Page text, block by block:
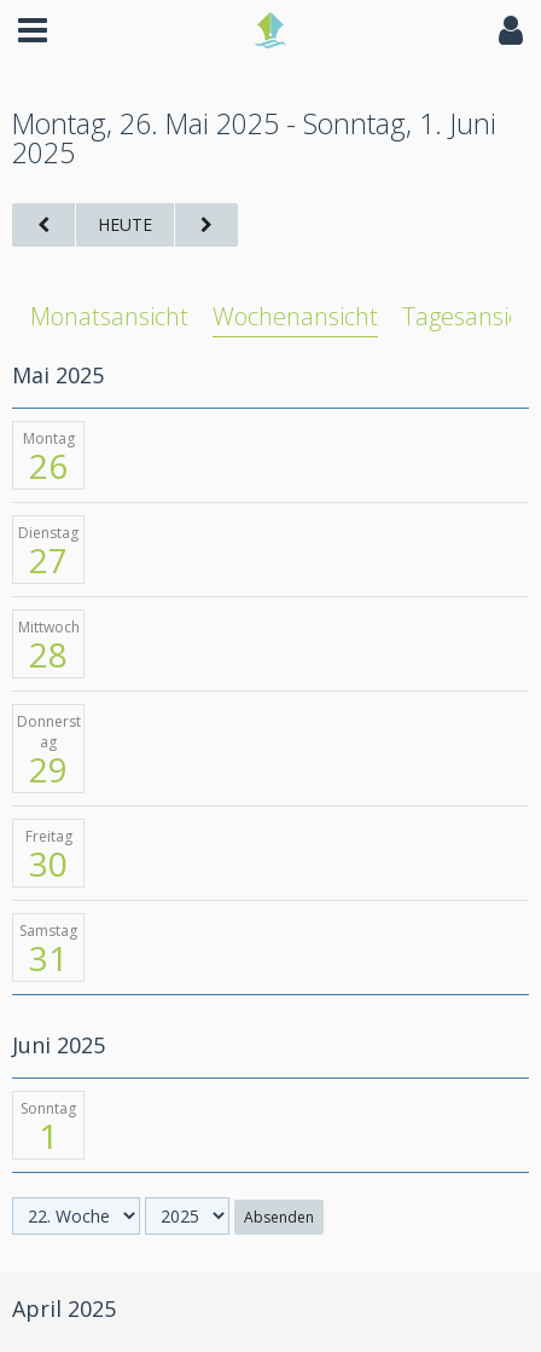
Montag, 26. Mai 2025 - Sonntag, 1. Juni
2025
HEUTE
Monatsansicht Wochenansicht Tagesansicht
Mai 2025
Montag
26
Dienstag
27
Mittwoch
28
Donnerst
ag
29
Freitag
30
Samstag
31
Juni 2025
Sonntag
1
Absenden
April 2025